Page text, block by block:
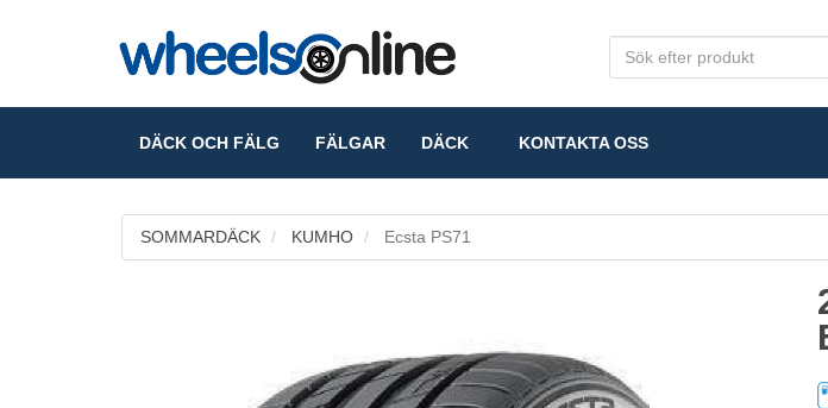
DÄCK OCH FÄLG FÄLGAR DÄCK KONTAKTA OSS
SOMMARDÄCK KUMHO Ecsta PS71